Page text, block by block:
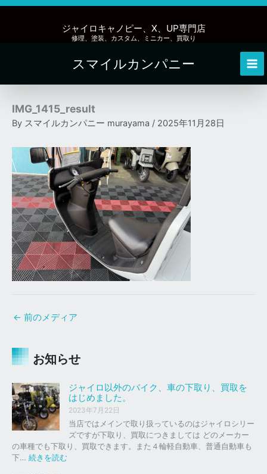
内
ッ
ジャイロキャノピー、X、UP専門店
修理、塗装、カスタム、ミニカー、買取り
スマイルカンパニー
IMG_1415_result
By スマイルカンパニー murayama / 2025年11月28日
← 前のメディア
お知らせ
ジャイロ以外のバイク、車の下取り、買取を
はじめました。
2023年7月22日
当店ではメインで取り扱っているのはジャイロシリー
ズですが下取り、買取につきましては どのメーカー
の車種でも下取り、買取できます。また４輪軽自動車、普通自動車も
下… 続きを読む